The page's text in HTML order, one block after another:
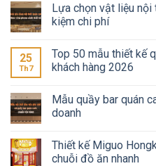
Lựa chọn vật liệu
kiệm chi phí
25
Th7
Top 50 mẫu thiết kế
khách hàng 2026
Mẫu quầy bar quán
doanh
Thiết kế Miguo
chuỗi đồ ăn nhanh